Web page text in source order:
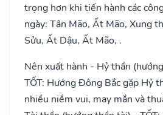
trọng hơn khi tiến hành các
ngày: Tân Mão, Ất Mão, Xung
Sửu, Ất Dậu, Ất Mão, .
Nên xuất hành - Hỷ thần
TỐT: Hướng Đông Bắc gặp Hỷ
nhiều niềm vui, may mắn và